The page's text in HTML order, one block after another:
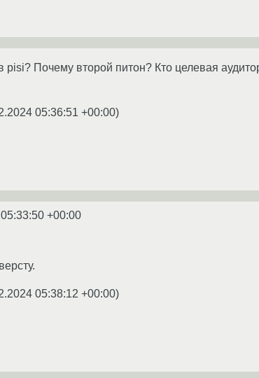
pisi? Почему второй питон? Кто целевая
05:36:51 +00:00)
+00:00
05:38:12 +00:00)